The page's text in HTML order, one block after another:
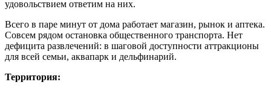
удовольствием ответим на них.
Всего в паре минут от дома работает магазин, рынок и аптека.
Совсем рядом остановка общественного транспорта. Нет
дефицита развлечений: в шаговой доступности аттракционы
для всей семьи, аквапарк и дельфинарий.
Территория: